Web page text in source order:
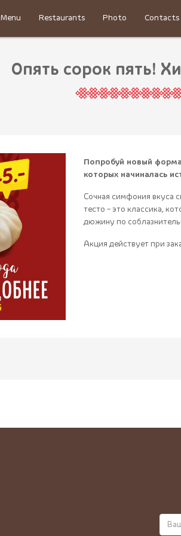
Menu Restaurants Photo Contacts
Опять сорок пять!
Попробуй новый
которых начиналась
Сочная симфония вкуса
тесто – это классика,
дюжину по
Акция действует при